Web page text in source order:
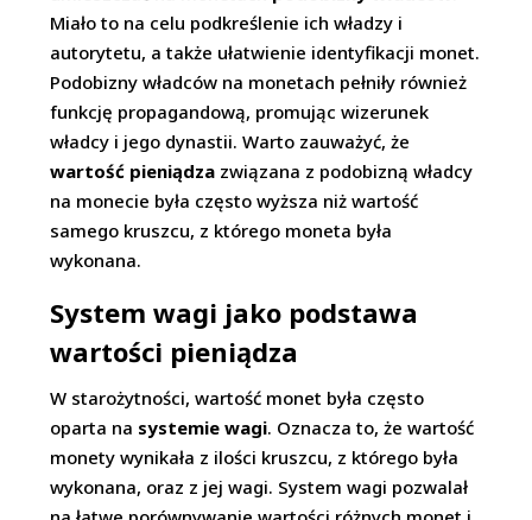
Miało to na celu podkreślenie ich władzy i
autorytetu, a także ułatwienie identyfikacji monet.
Podobizny władców na monetach pełniły również
funkcję propagandową, promując wizerunek
władcy i jego dynastii. Warto zauważyć, że
wartość pieniądza związana z podobizną władcy
na monecie była często wyższa niż wartość
samego kruszcu, z którego moneta była
wykonana.
System wagi jako podstawa
wartości pieniądza
W starożytności, wartość monet była często
oparta na systemie wagi. Oznacza to, że wartość
monety wynikała z ilości kruszcu, z którego była
wykonana, oraz z jej wagi. System wagi pozwalał